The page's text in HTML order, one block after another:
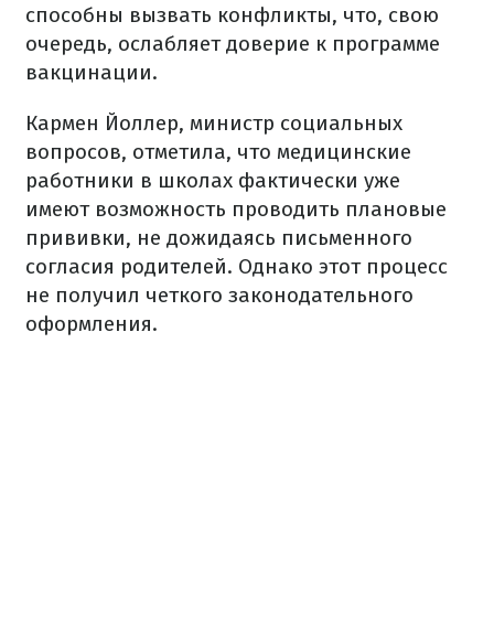
способны вызвать конфликты, что, свою
очередь, ослабляет доверие к программе
вакцинации.
Кармен Йоллер, министр социальных
вопросов, отметила, что медицинские
работники в школах фактически уже
имеют возможность проводить плановые
прививки, не дожидаясь письменного
согласия родителей. Однако этот процесс
не получил четкого законодательного
оформления.